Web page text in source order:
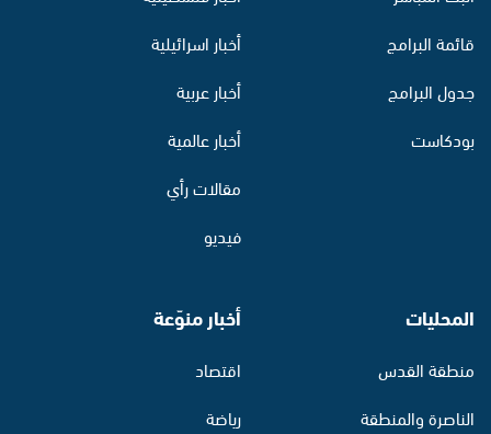
قائمة البرامج
جدول البرامج
بودكاست
أخبار اسرائيلية
أخبار عربية
أخبار عالمية
مقالات رأي
فيديو
المحليات
منطقة القدس
الناصرة والمنطقة
أخبار منوّعة
اقتصاد
رياضة